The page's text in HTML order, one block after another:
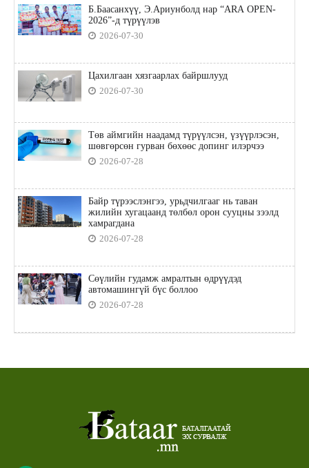
Б.Баасанхүү, Э.Ариунболд нар “ARA OPEN-
2026”-д түрүүлэв
2026-07-30
Цахилгаан хязгаарлах байршлууд
2026-07-30
Төв аймгийн наадамд түрүүлсэн, үзүүрлэсэн,
шөвгөрсөн гурван бөхөөс допинг илэрчээ
2026-07-28
Байр түрээслэнгээ, урьдчилгааг нь таван
жилийн хугацаанд төлбөл орон сууцны зээлд
хамрагдана
2026-07-28
Сөүлийн гудамж амралтын өдрүүдэд
автомашингүй бүс боллоо
2026-07-28